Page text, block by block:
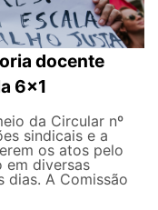
docente
6x1
da Circular nº
sindicais e a
os atos pelo
em diversas
dias. A Comissão